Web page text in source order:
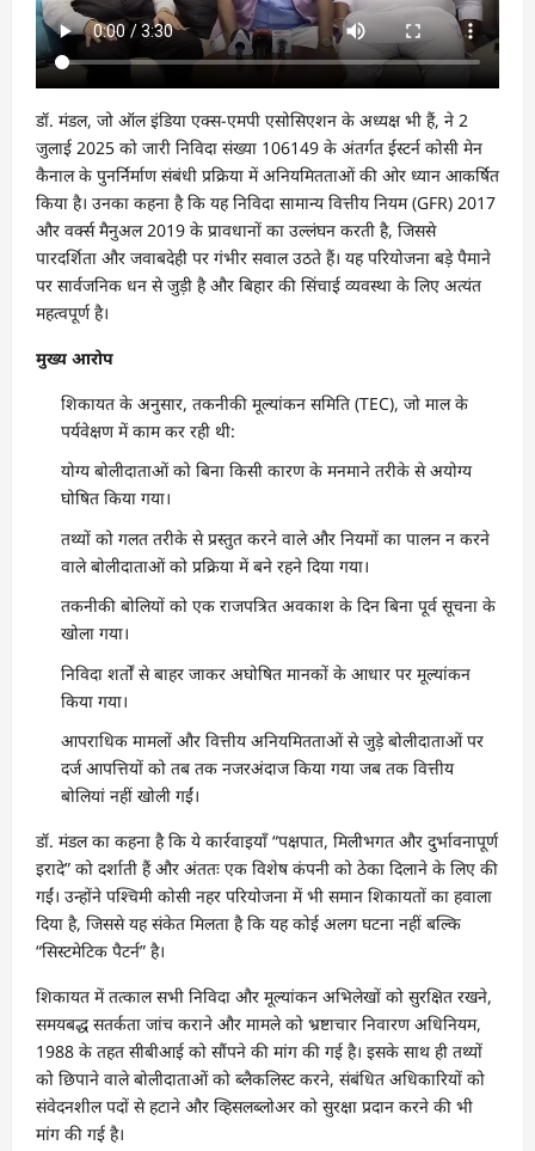
डॉ. मंडल, जो ऑल इंडिया एक्स-एमपी एसोसिएशन के अध्यक्ष भी हैं, ने 2
जुलाई 2025 को जारी निविदा संख्या 106149 के अंतर्गत ईस्टर्न कोसी मेन
कैनाल के पुनर्निर्माण संबंधी प्रक्रिया में अनियमितताओं की ओर ध्यान आकर्षित
किया है। उनका कहना है कि यह निविदा सामान्य वित्तीय नियम (GFR) 2017
और वर्क्स मैनुअल 2019 के प्रावधानों का उल्लंघन करती है, जिससे
पारदर्शिता और जवाबदेही पर गंभीर सवाल उठते हैं। यह परियोजना बड़े पैमाने
पर सार्वजनिक धन से जुड़ी है और बिहार की सिंचाई व्यवस्था के लिए अत्यंत
महत्वपूर्ण है।
मुख्य आरोप
शिकायत के अनुसार, तकनीकी मूल्यांकन समिति (TEC), जो माल के
पर्यवेक्षण में काम कर रही थी:
योग्य बोलीदाताओं को बिना किसी कारण के मनमाने तरीके से अयोग्य
घोषित किया गया।
तथ्यों को गलत तरीके से प्रस्तुत करने वाले और नियमों का पालन न करने
वाले बोलीदाताओं को प्रक्रिया में बने रहने दिया गया।
तकनीकी बोलियों को एक राजपत्रित अवकाश के दिन बिना पूर्व सूचना के
खोला गया।
निविदा शर्तों से बाहर जाकर अघोषित मानकों के आधार पर मूल्यांकन
किया गया।
आपराधिक मामलों और वित्तीय अनियमितताओं से जुड़े बोलीदाताओं पर
दर्ज आपत्तियों को तब तक नजरअंदाज किया गया जब तक वित्तीय
बोलियां नहीं खोली गईं।
डॉ. मंडल का कहना है कि ये कार्रवाइयाँ “पक्षपात, मिलीभगत और दुर्भावनापूर्ण
इरादे” को दर्शाती हैं और अंततः एक विशेष कंपनी को ठेका दिलाने के लिए की
गईं। उन्होंने पश्चिमी कोसी नहर परियोजना में भी समान शिकायतों का हवाला
दिया है, जिससे यह संकेत मिलता है कि यह कोई अलग घटना नहीं बल्कि
“सिस्टमेटिक पैटर्न” है।
शिकायत में तत्काल सभी निविदा और मूल्यांकन अभिलेखों को सुरक्षित रखने,
समयबद्ध सतर्कता जांच कराने और मामले को भ्रष्टाचार निवारण अधिनियम,
1988 के तहत सीबीआई को सौंपने की मांग की गई है। इसके साथ ही तथ्यों
को छिपाने वाले बोलीदाताओं को ब्लैकलिस्ट करने, संबंधित अधिकारियों को
संवेदनशील पदों से हटाने और व्हिसलब्लोअर को सुरक्षा प्रदान करने की भी
मांग की गई है।